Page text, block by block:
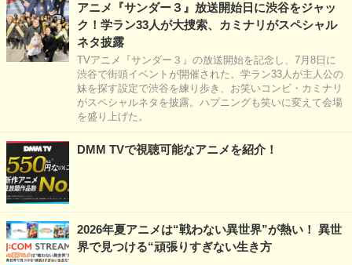
アニメ『サンダー３』放送開始日に渋谷をジャッ
ク！学ラン33人が大捜索、カミナリがスペシャル
ネタ披露
TVアニメ『サンダー３』の放送開始を記念し、7月8日に
渋谷で街頭イベントが開催された。学ラン33人が主人公の
妹を探す設定で渋谷を練り歩き、お笑いコンビ・カミナリ
がスペシャルネタを披露。ハプニングも笑いに変えて会場
を盛り上げた。
DMM TVで視聴可能なアニメを紹介！
2026年夏アニメは“戦わない異世界”が熱い！ 異世
界で見つける“頑張りすぎない生き方